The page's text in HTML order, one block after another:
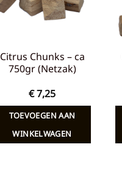
Citrus Chunks – ca
750gr (Netzak)
€7,25
TOEVOEGEN AAN
WINKELWAGEN